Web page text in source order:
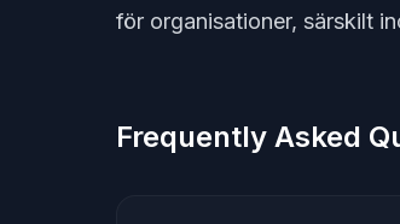
för organisationer, särskilt
Frequently Asked